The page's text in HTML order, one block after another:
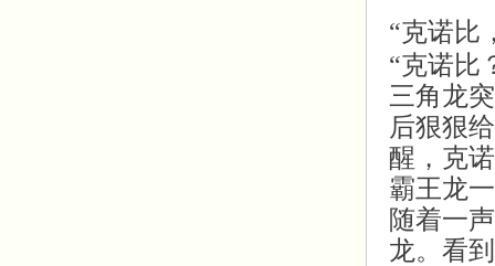
“克诺比
“克诺比
三角龙
后狠狠
醒，克
霸王龙
随着一
龙。看